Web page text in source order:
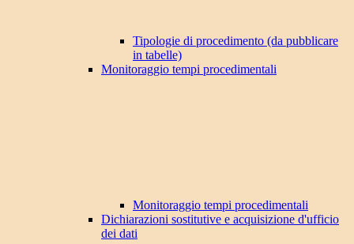
Tipologie di procedimento (da pubblicare
in tabelle)
Monitoraggio tempi procedimentali
Monitoraggio tempi procedimentali
Dichiarazioni sostitutive e acquisizione d'ufficio
dei dati